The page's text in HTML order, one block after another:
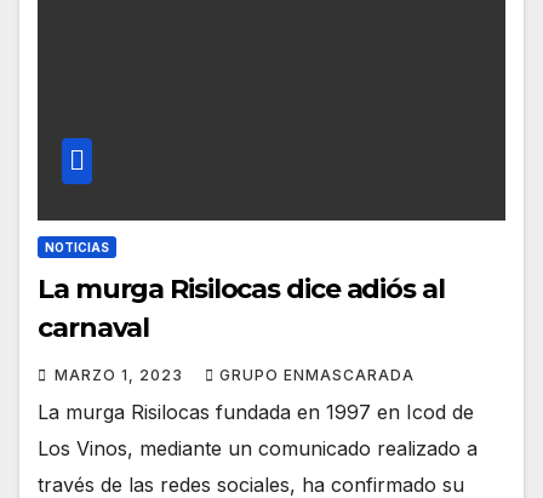
NOTICIAS
La murga Risilocas dice adiós al
carnaval
MARZO 1, 2023 GRUPO ENMASCARADA
La murga Risilocas fundada en 1997 en Icod de
Los Vinos, mediante un comunicado realizado a
través de las redes sociales, ha confirmado su